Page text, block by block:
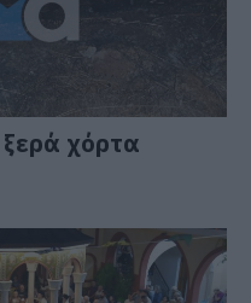
χόρτα